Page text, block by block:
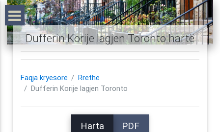
Dufferin Korije lagjen Toronto hartë
Faqja kryesore
Rrethe
Dufferin Korije lagjen Toronto
Harta PDF